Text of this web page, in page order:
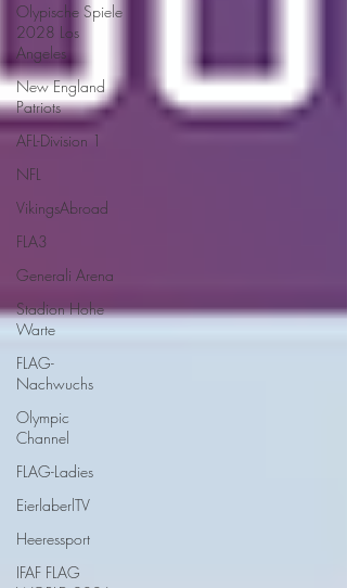
Olypische Spiele
2028 Los
Angeles
New England
Patriots
AFL-Division 1
NFL
VikingsAbroad
FLA3
Generali Arena
Stadion Hohe
Warte
FLAG-
Nachwuchs
Olympic
Channel
FLAG-Ladies
EierlaberlTV
Heeressport
IFAF FLAG